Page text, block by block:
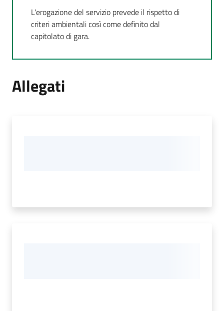
L'erogazione del servizio prevede il rispetto di
criteri ambientali così come definito dal
capitolato di gara.
Allegati